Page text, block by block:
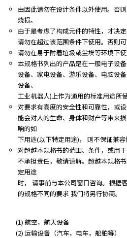
由因此请勿在设计条件以外使用。否
烧损。
由于是考虑了构成元件的特性，才决
请勿在超过该范围条件下使用。否则可
请勿在易于附着垃圾或尘埃等环境下
本规格书列出的产品是在一般电子设
设备、家电设备、游乐设备、电脑设
设备、
工业机器人)上作为通用的标准用途所使
对要求有高度的安全性和可靠性，或
能会对人的生命、身体和财产等带来
响的如
下用途(以下特定用途)， 则不保证兼容
对超越本规格书的范围、条件，或用
不承担责任，敬请谅解。超越本规格
定用途
时， 请事前与本公司窗口咨询。根据
的规格不同的要求 我们将另行协商。
(1) 航空，航天设备
(2) 运输设备（汽车，电车，船舶等）